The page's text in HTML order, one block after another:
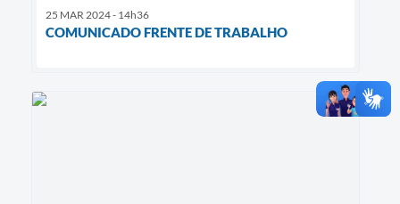
25 MAR 2024 - 14h36
COMUNICADO FRENTE DE TRABALHO